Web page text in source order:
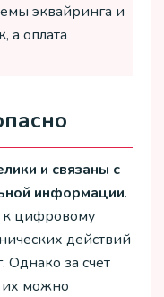
эквайринга и
а оплата
и связаны с
информации.
к цифровому
действий
Однако за счёт
их можно